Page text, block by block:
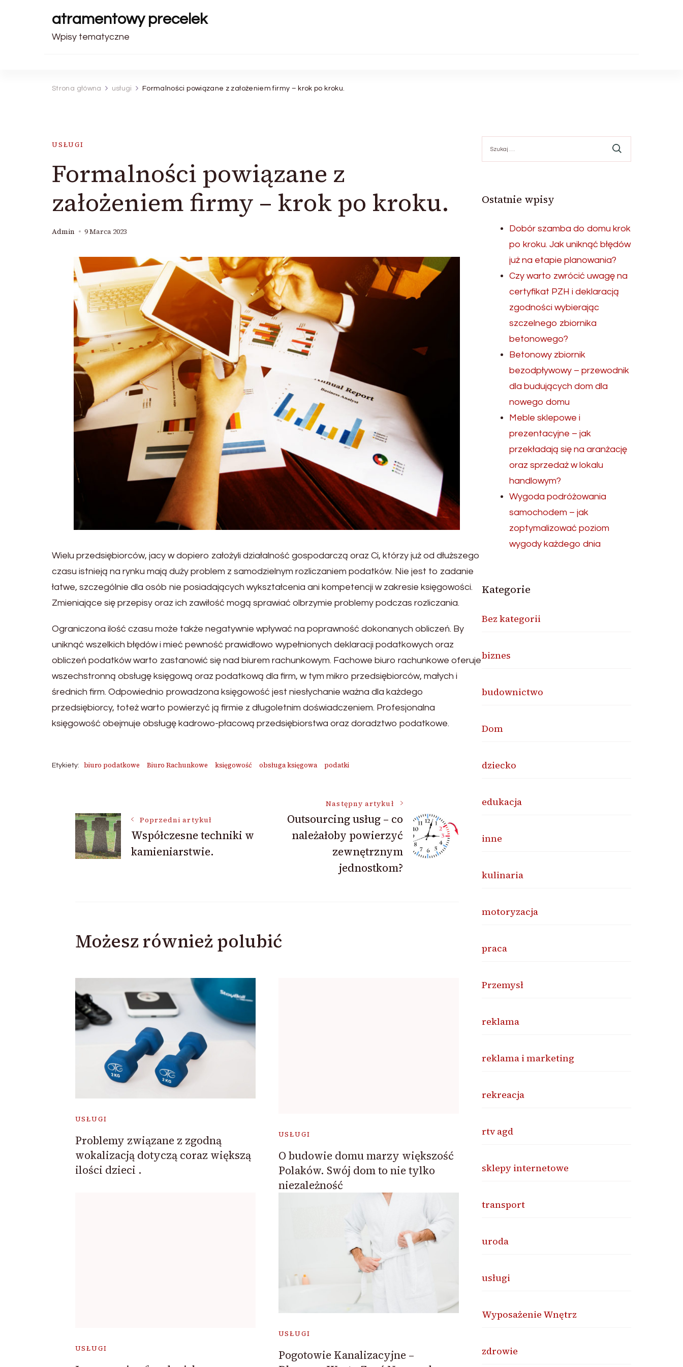
atramentowy precelek
Wpisy tematyczne
Strona główna usługi Formalności powiązane z założeniem firmy – krok po kroku.
USŁUGI
Formalności powiązane z
założeniem firmy – krok po kroku.
Admin 9 Marca 2023
Wielu przedsiębiorców, jacy w dopiero założyli działalność gospodarczą oraz Ci, którzy już od dłuższego
czasu istnieją na rynku mają duży problem z samodzielnym rozliczaniem podatków. Nie jest to zadanie
łatwe, szczególnie dla osób nie posiadających wykształcenia ani kompetencji w zakresie księgowości.
Zmieniające się przepisy oraz ich zawiłość mogą sprawiać olbrzymie problemy podczas rozliczania.
Ograniczona ilość czasu może także negatywnie wpływać na poprawność dokonanych obliczeń. By
uniknąć wszelkich błędów i mieć pewność prawidłowo wypełnionych deklaracji podatkowych oraz
obliczeń podatków warto zastanowić się nad biurem rachunkowym. Fachowe biuro rachunkowe oferuje
wszechstronną obsługę księgową oraz podatkową dla firm, w tym mikro przedsiębiorców, małych i
średnich firm. Odpowiednio prowadzona księgowość jest niesłychanie ważna dla każdego
przedsiębiorcy, toteż warto powierzyć ją firmie z długoletnim doświadczeniem. Profesjonalna
księgowość obejmuje obsługę kadrowo-płacową przedsiębiorstwa oraz doradztwo podatkowe.
Etykiety: biuro podatkowe Biuro Rachunkowe księgowość obsługa księgowa podatki
Nawigacja
wpisu
Poprzedni artykuł
Współczesne techniki w
kamieniarstwie.
Następny artykuł
Outsourcing usług – co
należałoby powierzyć
zewnętrznym
jednostkom?
Możesz również polubić
USŁUGI
Problemy związane z zgodną
wokalizacją dotyczą coraz większą
ilości dzieci .
USŁUGI
O budowie domu marzy większość
Polaków. Swój dom to nie tylko
niezależność
USŁUGI
USŁUGI
Pogotowie Kanalizacyjne –
Ostatnie wpisy
Dobór szamba do domu krok
po kroku. Jak uniknąć błędów
już na etapie planowania?
Czy warto zwrócić uwagę na
certyfikat PZH i deklaracją
zgodności wybierając
szczelnego zbiornika
betonowego?
Betonowy zbiornik
bezodpływowy – przewodnik
dla budujących dom dla
nowego domu
Meble sklepowe i
prezentacyjne – jak
przekładają się na aranżację
oraz sprzedaż w lokalu
handlowym?
Wygoda podróżowania
samochodem – jak
zoptymalizować poziom
wygody każdego dnia
Kategorie
Bez kategorii
biznes
budownictwo
Dom
dziecko
edukacja
inne
kulinaria
motoryzacja
praca
Przemysł
reklama
reklama i marketing
rekreacja
rtv agd
sklepy internetowe
transport
uroda
usługi
Wyposażenie Wnętrz
zdrowie